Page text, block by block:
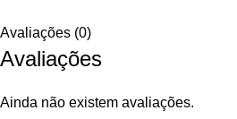
Avaliações (0)
Avaliações
Ainda não existem avaliações.